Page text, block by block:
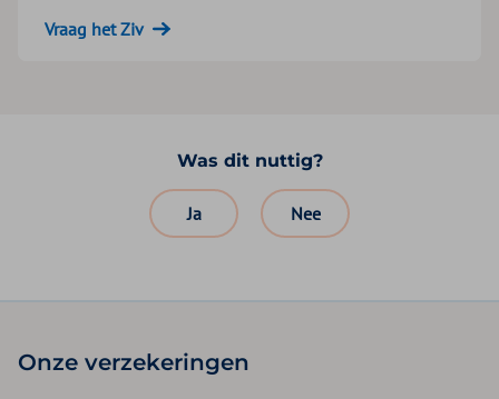
Vraag het Ziv
Was dit nuttig?
Ja Nee
Onze verzekeringen